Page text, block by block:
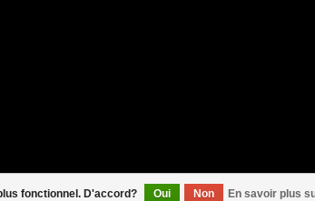
fonctionnel. D'accord? Oui Non En savoir plus